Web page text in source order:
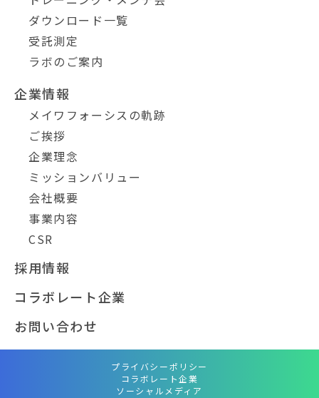
ダウンロード一覧
受託測定
ラボのご案内
企業情報
メイワフォーシスの軌跡
ご挨拶
企業理念
ミッションバリュー
会社概要
事業内容
CSR
採用情報
コラボレート企業
お問い合わせ
プライバシーポリシー
コラボレート企業
ソーシャルメディア